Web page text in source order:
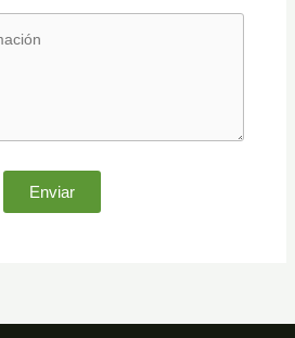
Enviar